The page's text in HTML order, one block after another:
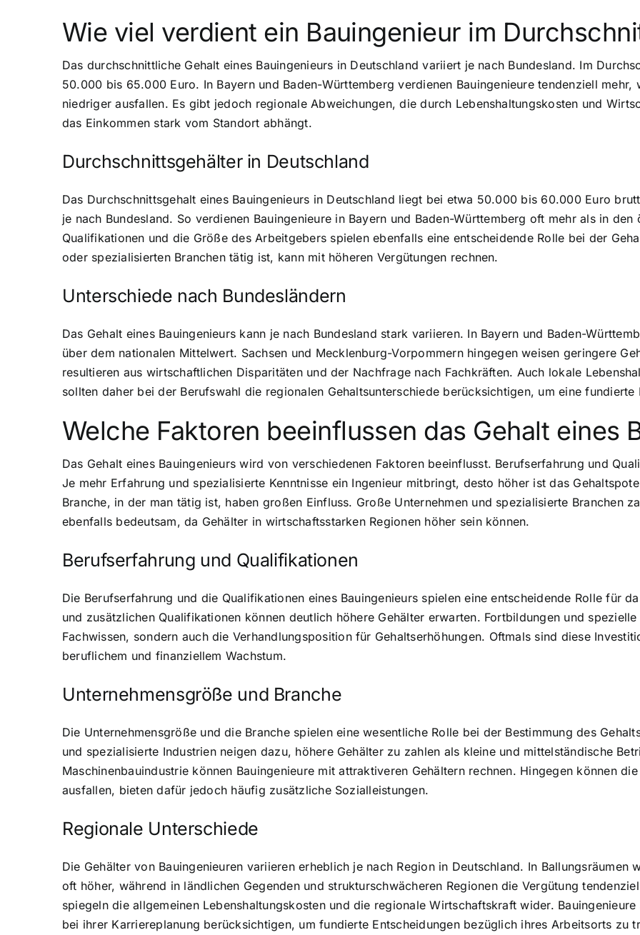
Wie viel verdient ein Bauingenieur im
Das durchschnittliche Gehalt eines Bauingenieurs in Deutschland variiert je nach Bundesland. Im
50.000 bis 65.000 Euro. In Bayern und Baden-Württemberg verdienen Bauingenieure tendenziell mehr,
niedriger ausfallen. Es gibt jedoch regionale Abweichungen, die durch Lebenshaltungskosten und
das Einkommen stark vom Standort abhängt.
Durchschnittsgehälter in Deutschland
Das Durchschnittsgehalt eines Bauingenieurs in Deutschland liegt bei etwa 50.000 bis 60.000 Euro
je nach Bundesland. So verdienen Bauingenieure in Bayern und Baden-Württemberg oft mehr als in
Qualifikationen und die Größe des Arbeitgebers spielen ebenfalls eine entscheidende Rolle bei der
oder spezialisierten Branchen tätig ist, kann mit höheren Vergütungen rechnen.
Unterschiede nach Bundesländern
Das Gehalt eines Bauingenieurs kann je nach Bundesland stark variieren. In Bayern und Baden-
über dem nationalen Mittelwert. Sachsen und Mecklenburg-Vorpommern hingegen weisen geringere
resultieren aus wirtschaftlichen Disparitäten und der Nachfrage nach Fachkräften. Auch lokale
sollten daher bei der Berufswahl die regionalen Gehaltsunterschiede berücksichtigen, um eine
Welche Faktoren beeinflussen das Gehalt eines
Das Gehalt eines Bauingenieurs wird von verschiedenen Faktoren beeinflusst. Berufserfahrung und
Je mehr Erfahrung und spezialisierte Kenntnisse ein Ingenieur mitbringt, desto höher ist das
Branche, in der man tätig ist, haben großen Einfluss. Große Unternehmen und spezialisierte Branchen
ebenfalls bedeutsam, da Gehälter in wirtschaftsstarken Regionen höher sein können.
Berufserfahrung und Qualifikationen
Die Berufserfahrung und die Qualifikationen eines Bauingenieurs spielen eine entscheidende Rolle für
und zusätzlichen Qualifikationen können deutlich höhere Gehälter erwarten. Fortbildungen und
Fachwissen, sondern auch die Verhandlungsposition für Gehaltserhöhungen. Oftmals sind diese
beruflichem und finanziellem Wachstum.
Unternehmensgröße und Branche
Die Unternehmensgröße und die Branche spielen eine wesentliche Rolle bei der Bestimmung des
und spezialisierte Industrien neigen dazu, höhere Gehälter zu zahlen als kleine und mittelständische
Maschinenbauindustrie können Bauingenieure mit attraktiveren Gehältern rechnen. Hingegen können
ausfallen, bieten dafür jedoch häufig zusätzliche Sozialleistungen.
Regionale Unterschiede
Die Gehälter von Bauingenieuren variieren erheblich je nach Region in Deutschland. In Ballungsräumen
oft höher, während in ländlichen Gegenden und strukturschwächeren Regionen die Vergütung
spiegeln die allgemeinen Lebenshaltungskosten und die regionale Wirtschaftskraft wider.
bei ihrer Karriereplanung berücksichtigen, um fundierte Entscheidungen bezüglich ihres Arbeitsorts zu